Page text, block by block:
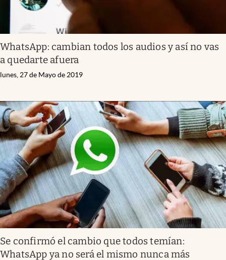
WhatsApp: cambian todos los audios y así no vas
a quedarte afuera
lunes, 27 de Mayo de 2019
Se confirmó el cambio que todos temían:
WhatsApp ya no será el mismo nunca más